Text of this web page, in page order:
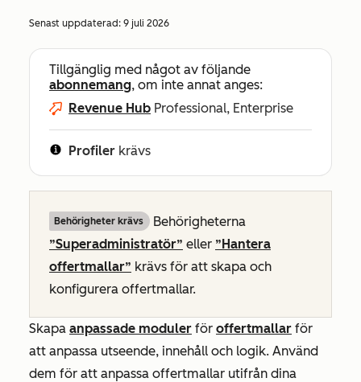
Senast uppdaterad: 9 juli 2026
Tillgänglig med något av följande
abonnemang, om inte annat anges:
Revenue Hub Professional, Enterprise
Profiler krävs
Behörigheter krävs
Behörigheterna
”Superadministratör” eller ”Hantera
offertmallar” krävs för att skapa och
konfigurera offertmallar.
Skapa anpassade moduler för offertmallar för
att anpassa utseende, innehåll och logik. Använd
dem för att anpassa offertmallar utifrån dina